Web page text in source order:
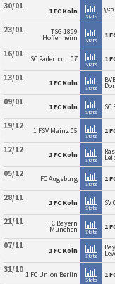
30/01 1 FC Koln
Stats
23/01 TSG 1899
Hoffenheim Stats
1
16/01 SC Paderborn 07
Stats
1
13/01 1 FC Koln
Stats
09/01 1 FC Koln
Stats
19/12 1 FSV Mainz 05
Stats
1
12/12 1 FC Koln
Stats
05/12 FC Augsburg
Stats
1
28/11 1 FC Koln
Stats
SV
21/11 FC Bayern
Munchen Stats
1
07/11 1 FC Koln
Stats
31/10 1 FC Union Berlin
Stats
1